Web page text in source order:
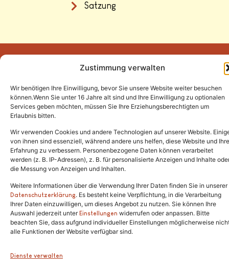
Zustimmung verwalten
Wir benötigen Ihre Einwilligung, bevor Sie unsere Website weiter besuchen
können.Wenn Sie unter 16 Jahre alt sind und Ihre Einwilligung zu optionalen
Services geben möchten, müssen Sie Ihre Erziehungsberechtigten um
Erlaubnis bitten.
Wir verwenden Cookies und andere Technologien auf unserer Website.
von ihnen sind essenziell, während andere uns helfen, diese Website und Ihre
Erfahrung zu verbessern. Personenbezogene Daten können verarbeitet
werden (z. B. IP-Adressen), z. B. für personalisierte Anzeigen und Inhalte
die Messung von Anzeigen und Inhalten.
Weitere Informationen über die Verwendung Ihrer Daten finden Sie in unserer
Datenschutzerklärung. Es besteht keine Verpflichtung, in die Verarbeitung
Ihrer Daten einzuwilligen, um dieses Angebot zu nutzen. Sie können Ihre
Auswahl jederzeit unterEinstellungen widerrufen oder anpassen. Bitte
beachten Sie, dass aufgrund individueller Einstellungen möglicherweise
alle Funktionen der Website verfügbar sind.
Dienste verwalten
Satzung
Copyright © 2024. Alle Rechte vorbehalten.
Tel.:(02646) 915928
info@katzenschutzfreunde.de
Im Brandenfeld 22
53426 Schalkenbach